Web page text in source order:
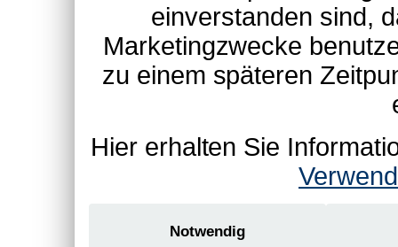
einverstanden sind,
Marketingzwecke
zu einem späteren
Hier erhalten Sie
Notwendig